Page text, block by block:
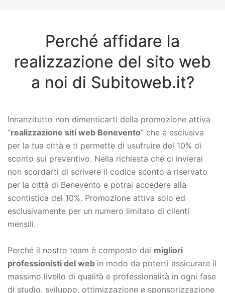
Perché affidare la
realizzazione del sito web
a noi di Subitoweb.it?
Innanzitutto non dimenticarti della promozione attiva
“realizzazione siti web Benevento” che è esclusiva
per la tua città e ti permette di usufruire del 10% di
sconto sul preventivo. Nella richiesta che ci invierai
non scordarti di scrivere il codice sconto a riservato
per la città di Benevento e potrai accedere alla
scontistica del 10%. Promozione attiva solo ed
esclusivamente per un numero limitato di clienti
mensili.
Perché il nostro team è composto dai migliori
professionisti del web in modo da poterti assicurare il
massimo livello di qualità e professionalità in ogni fase
di studio, sviluppo, ottimizzazione e sponsorizzazione